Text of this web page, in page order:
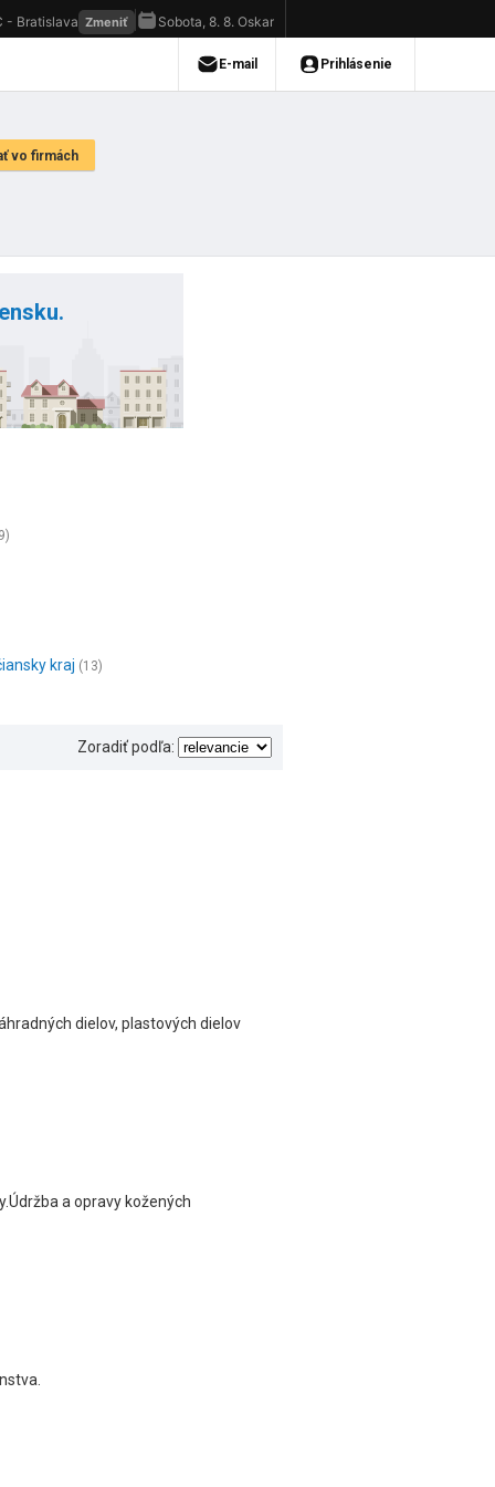
kraj (13)
Zoradiť podľa:
dielov, plastových dielov
a opravy kožených